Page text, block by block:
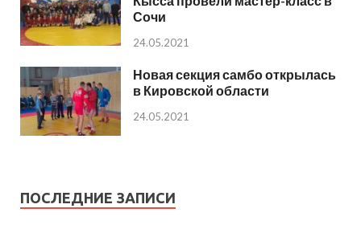
Сочи
24.05.2021
Новая секция самбо открылась
в Кировской области
24.05.2021
ПОСЛЕДНИЕ ЗАПИСИ